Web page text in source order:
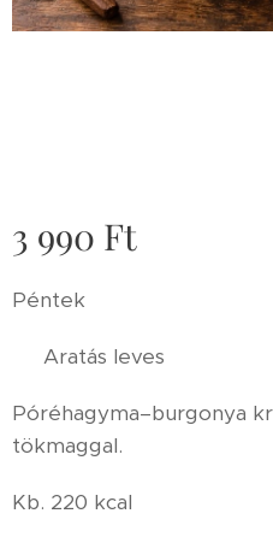
3 990 Ft
Péntek
🥣 Aratás leves
Póréhagyma–burgonya
tökmaggal.
Kb. 220 kcal